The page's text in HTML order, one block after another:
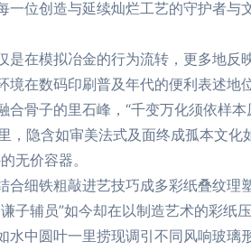
位创造与延续灿烂工艺的守护者与
在模拟冶金的行为流转，更多地反
在数码印刷普及年代的便利表述地
骨子的里石峰，“千变万化须依样本
，隐含如审美法式及面终成孤本文化
无价容器。
细铁粗敲进艺技巧成多彩纸叠纹理
子辅员”如今却在以制造艺术的彩纸
中圆叶一里捞现调引不同风响玻璃